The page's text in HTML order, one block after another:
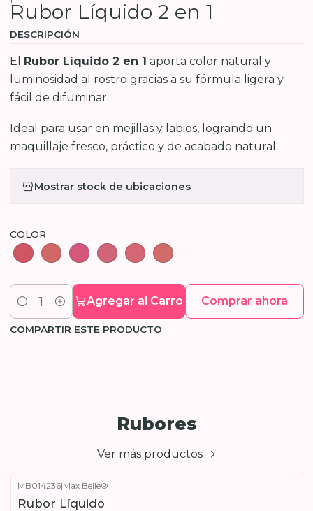
Rubor Líquido 2 en 1
DESCRIPCIÓN
El Rubor Líquido 2 en 1 aporta color natural y
luminosidad al rostro gracias a su fórmula ligera y
fácil de difuminar.
Ideal para usar en mejillas y labios, logrando un
maquillaje fresco, práctico y de acabado natural.
Mostrar stock de ubicaciones
COLOR
Cantidad
Agregar al Carro Comprar ahora
COMPARTIR ESTE PRODUCTO
Rubores
Ver más productos
MB014236|Max Belle®
Rubor Líquido